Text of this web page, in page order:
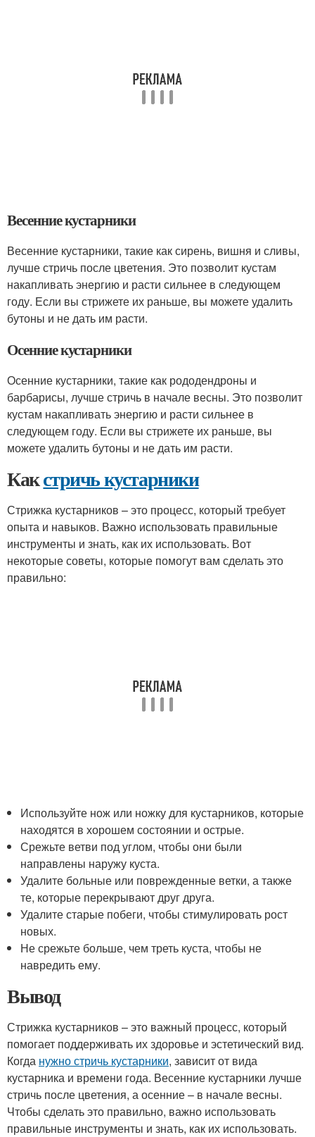
Весенние кустарники
Весенние кустарники, такие как сирень, вишня и сливы,
лучше стричь после цветения. Это позволит кустам
накапливать энергию и расти сильнее в следующем
году. Если вы стрижете их раньше, вы можете удалить
бутоны и не дать им расти.
Осенние кустарники
Осенние кустарники, такие как рододендроны и
барбарисы, лучше стричь в начале весны. Это позволит
кустам накапливать энергию и расти сильнее в
следующем году. Если вы стрижете их раньше, вы
можете удалить бутоны и не дать им расти.
Какстричь кустарники
Стрижка кустарников – это процесс, который требует
опыта и навыков. Важно использовать правильные
инструменты и знать, как их использовать. Вот
некоторые советы, которые помогут вам сделать это
правильно:
Используйте нож или ножку для кустарников, которые
находятся в хорошем состоянии и острые.
Срежьте ветви под углом, чтобы они были
направлены наружу куста.
Удалите больные или поврежденные ветки, а также
те, которые перекрывают друг друга.
Удалите старые побеги, чтобы стимулировать рост
новых.
Не срежьте больше, чем треть куста, чтобы не
навредить ему.
Вывод
Стрижка кустарников – это важный процесс, который
помогает поддерживать их здоровье и эстетический вид.
Когда нужно стричь кустарники, зависит от вида
кустарника и времени года. Весенние кустарники лучше
стричь после цветения, а осенние – в начале весны.
Чтобы сделать это правильно, важно использовать
правильные инструменты и знать, как их использовать.